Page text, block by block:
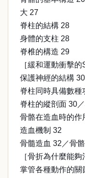
大 27
脊柱的結構 28
身體的支柱 28
脊椎的構造 29
［緩和運動衝擊
保護神經的結構 30
脊柱同時具備數種
脊柱的縱剖面 30
骨骼在造血時的作
造血機制 32
骨髓造血 32／骨
［骨折為什麼能
掌管各種動作的關